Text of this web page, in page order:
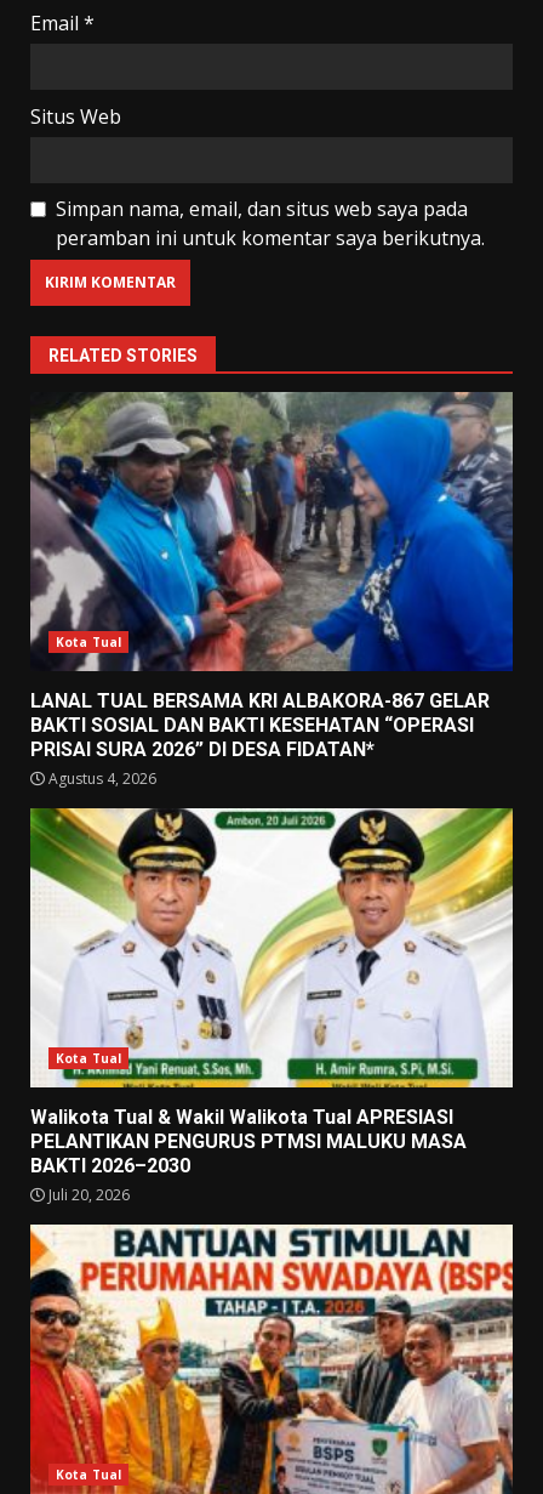
Email *
Situs Web
Simpan nama, email, dan situs web saya pada
peramban ini untuk komentar saya berikutnya.
RELATED STORIES
Kota Tual
LANAL TUAL BERSAMA KRI ALBAKORA-867 GELAR
BAKTI SOSIAL DAN BAKTI KESEHATAN “OPERASI
PRISAI SURA 2026” DI DESA FIDATAN*
Agustus 4, 2026
Kota Tual
Walikota Tual & Wakil Walikota Tual APRESIASI
PELANTIKAN PENGURUS PTMSI MALUKU MASA
BAKTI 2026–2030
Juli 20, 2026
Kota Tual